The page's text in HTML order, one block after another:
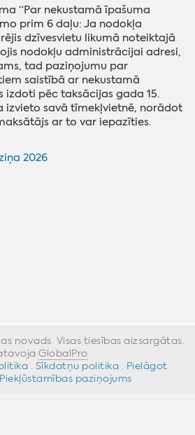
“Par nekustamā īpašuma
prim 6 daļu: Ja nodokļa
dzīvesvietu likumā noteiktajā
nodokļu administrācijai adresi,
tad paziņojumu par
saistībā ar nekustamā
izdoti pēc taksācijas gada 15.
izvieto savā tīmekļvietnē, norādot
ar to var iepazīties.
2026
novads. Visas tiesības aizsargātas.
GlobalPro
· Sīkdatņu politika · Pielāgot
Piekļūstamības paziņojums